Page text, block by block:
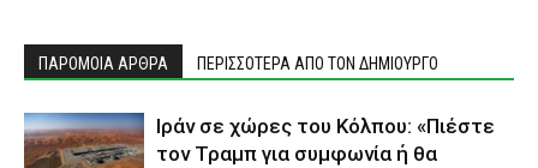
ΠΑΡΟΜΟΙΑ ΑΡΘΡΑ ΠΕΡΙΣΣΟΤΕΡΑ ΑΠΟ ΤΟΝ ΔΗΜΙΟΥΡΓΟ
Ιράν σε χώρες του Κόλπου: «Πιέστε
τον Τραμπ για συμφωνία ή θα